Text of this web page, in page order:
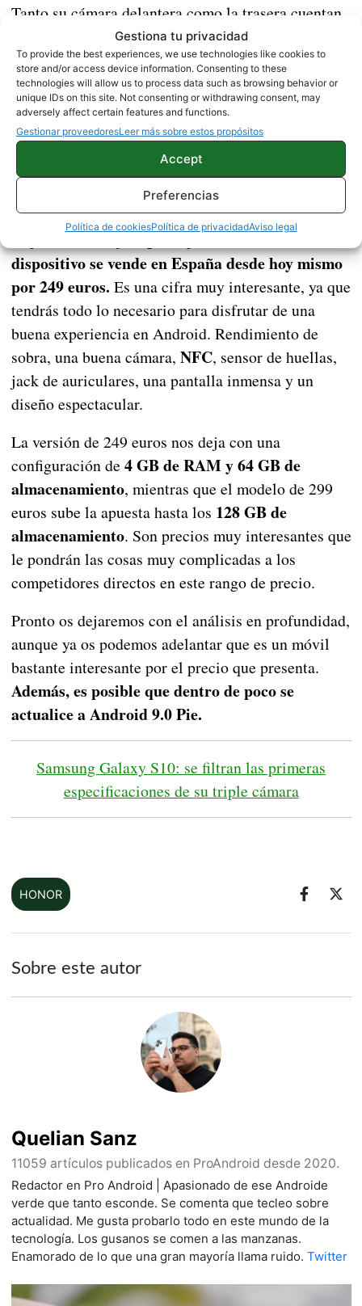
Gestiona tu privacidad
To provide the best experiences, we use technologies like cookies to
store and/or access device information. Consenting to these
technologies will allow us to process data such as browsing behavior or
unique IDs on this site. Not consenting or withdrawing consent, may
adversely affect certain features and functions.
Gestionar proveedoresLeer más sobre estos propósitos
Accept
Preferencias
Política de cookiesPolítica de privacidadAviso legal
Tanto su cámara delantera como la trasera cuentan
inteligencia artificial , la cual, es capaz de
detectar cientos de escenarios diferentes para poder
elegir los parámetros más adecuados a la hora de
disparar.
Ya puedes comprar el Honor
8X desde 249 euros
El precio nos dejó algo sorprendidos.Este
dispositivo se vende en España desde hoy mismo
por 249 euros. Es una cifra muy interesante, ya que
tendrás todo lo necesario para disfrutar de una
buena experiencia en Android. Rendimiento de
sobra, una buena cámara, NFC, sensor de huellas,
jack de auriculares, una pantalla inmensa y un
diseño espectacular.
La versión de 249 euros nos deja con una
configuración de 4 GB de RAM y 64 GB de
almacenamiento, mientras que el modelo de 299
euros sube la apuesta hasta los 128 GB de
almacenamiento. Son precios muy interesantes que
le pondrán las cosas muy complicadas a los
competidores directos en este rango de precio.
Pronto os dejaremos con el análisis en profundidad,
aunque ya os podemos adelantar que es un móvil
bastante interesante por el precio que presenta.
Además, es posible que dentro de poco se
actualice a Android 9.0 Pie.
Samsung Galaxy S10: se filtran las primeras
especificaciones de su triple cámara
HONOR
Sobre este autor
Quelian Sanz
11059 artículos publicados en ProAndroid desde 2020.
Redactor en Pro Android | Apasionado de ese Androide
verde que tanto esconde. Se comenta que tecleo sobre
actualidad. Me gusta probarlo todo en este mundo de la
tecnología. Los gusanos se comen a las manzanas.
Enamorado de lo que una gran mayoría llama ruido. Twitter